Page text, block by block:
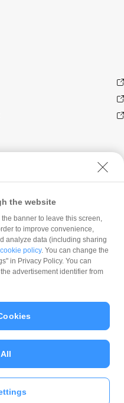
方
the website
banner to leave this screen,
to improve convenience,
analyze data (including sharing
policy. You can change the
in Privacy Policy. You can
advertisement identifier from